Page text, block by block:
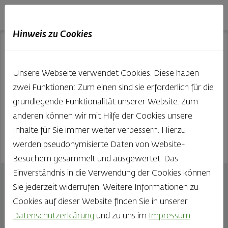
Verwöhnkörberl
Mohnweckerl
58g
Hinweis zu Cookies
Unsere Webseite verwendet Cookies. Diese haben
zwei Funktionen: Zum einen sind sie erforderlich für die
grundlegende Funktionalität unserer Website. Zum
anderen können wir mit Hilfe der Cookies unsere
Inhalte für Sie immer weiter verbessern. Hierzu
werden pseudonymisierte Daten von Website-
Besuchern gesammelt und ausgewertet. Das
Einverständnis in die Verwendung der Cookies können
Sie jederzeit widerrufen. Weitere Informationen zu
Cookies auf dieser Website finden Sie in unserer
Datenschutzerklärung und zu uns im Impressum.